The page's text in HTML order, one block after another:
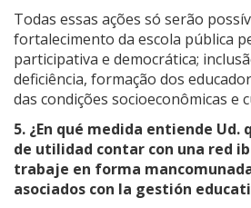
Todas essas ações só serão
fortalecimento da escola pública
participativa e democrática;
deficiência, formação dos
das condições socioeconômicas e
5. ¿En qué medida entiende
de utilidad contar con una red
trabaje en forma
asociados con la gestión